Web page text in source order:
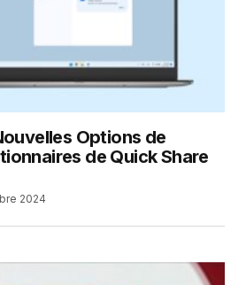
Options de
de Quick Share
2024